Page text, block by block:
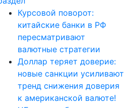
Курсовой поворот:
китайские банки в РФ
пересматривают
валютные стратегии
Доллар теряет доверие:
новые санкции усиливают
тренд снижения доверия
к американской валюте!